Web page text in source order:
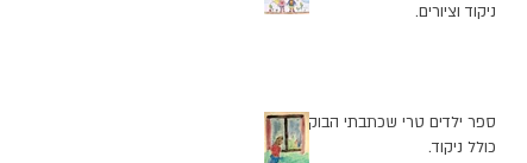
ניקוד וציורים.
ספר ילדים טרי שכתבתי הבוקר
כולל ניקוד.